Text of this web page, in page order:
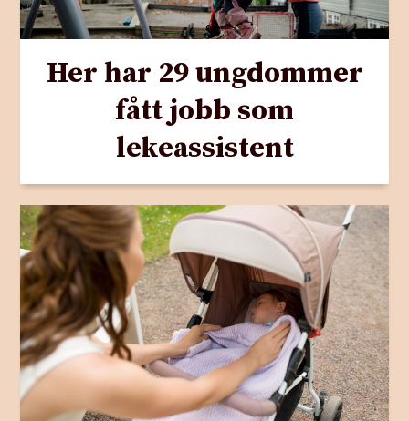
Her har 29 ungdommer
fått jobb som
lekeassistent